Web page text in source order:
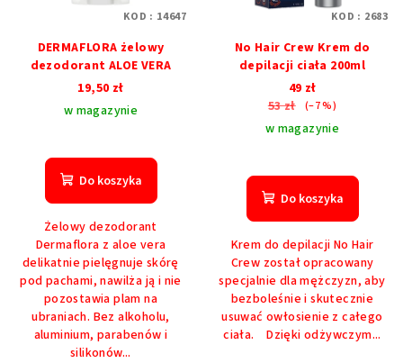
DERMAFLORA żelowy
dezodorant ALOE VERA
19,50 zł
w magazynie
Do koszyka
Żelowy dezodorant
Dermaflora z aloe vera
delikatnie pielęgnuje skórę
pod pachami, nawilża ją i nie
pozostawia plam na
ubraniach. Bez alkoholu,
aluminium, parabenów i
silikonów...
KOD : 14647
No Hair Crew Krem do
depilacji ciała 200ml
49 zł
53 zł
(–7 %)
w magazynie
ocena
produktu
wynosi
na
5
gwiazdek.
Do koszyka
Krem do depilacji No Hair
Crew został opracowany
specjalnie dla mężczyzn, aby
bezboleśnie i skutecznie
usuwać owłosienie z całego
ciała. Dzięki odżywczym...
KOD : 2683